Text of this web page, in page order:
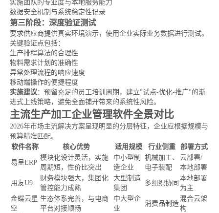
实施团队的专业度与本地服务能力
数据安全机制与系统稳定性记录
第三阶段：深度验证测试
要求供应商提供真实环境演示，使用企业实际业务数据进行测试。
关键验证点包括：
生产排程算法的合理性
物料需求计划的准确性
异常处理流程的响应速度
移动端操作的便捷程度
实施建议 ：预留充足的员工培训周期，建立"试点-优化-推广"的渐
进式上线策略，避免全面铺开带来的系统性风险。
主流生产加工企业管理软件全景对比
2026年市场主流解决方案呈现明显的分层特征，企业应根据规模与
预算精准匹配。
软件名称
核心优势 适用规模 行业侧重 部署方式
易呈ERP
模块化设计灵活，实施
周期短，性价比突出
中小型制
造企业
机械加工、
电子装配
云部署/
本地部署
用友U9
财务模块强大，集团化
管控能力成熟
大型制造
集团
多组织协同
本地部署
为主
金蝶云星
空
生态体系完善，与电商
平台对接顺畅
中大型企
业
消费品制造
混合云架
构